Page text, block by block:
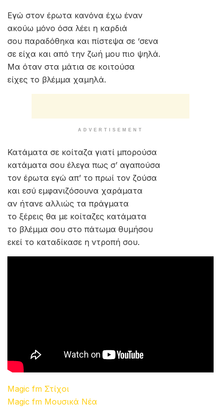
Εγώ στον έρωτα κανόνα έχω έναν
ακούω μόνο όσα λέει η καρδιά
σου παραδόθηκα και πίστεψα σε ‘σενα
σε είχα και από την ζωή μου πιο ψηλά.
Μα όταν στα μάτια σε κοιτούσα
είχες το βλέμμα χαμηλά.
ADVERTISEMENT
Κατάματα σε κοίταζα γιατί μπορούσα
κατάματα σου έλεγα πως σ’ αγαπούσα
τον έρωτα εγώ απ’ το πρωί τον ζούσα
και εσύ εμφανιζόσουνα χαράματα
αν ήτανε αλλιώς τα πράγματα
το ξέρεις θα με κοίταζες κατάματα
το βλέμμα σου στο πάτωμα θυμήσου
εκεί το καταδίκασε η ντροπή σου.
Magic fm Στίχοι
Magic fm Μουσικά Νέα